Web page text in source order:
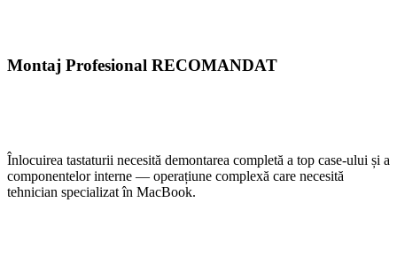
Montaj Profesional RECOMANDAT
Înlocuirea tastaturii necesită demontarea completă a top case-ului și a
componentelor interne — operațiune complexă care necesită
tehnician specializat în MacBook.